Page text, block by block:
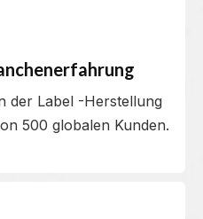
der Label -Herstellung
500 globalen Kunden.